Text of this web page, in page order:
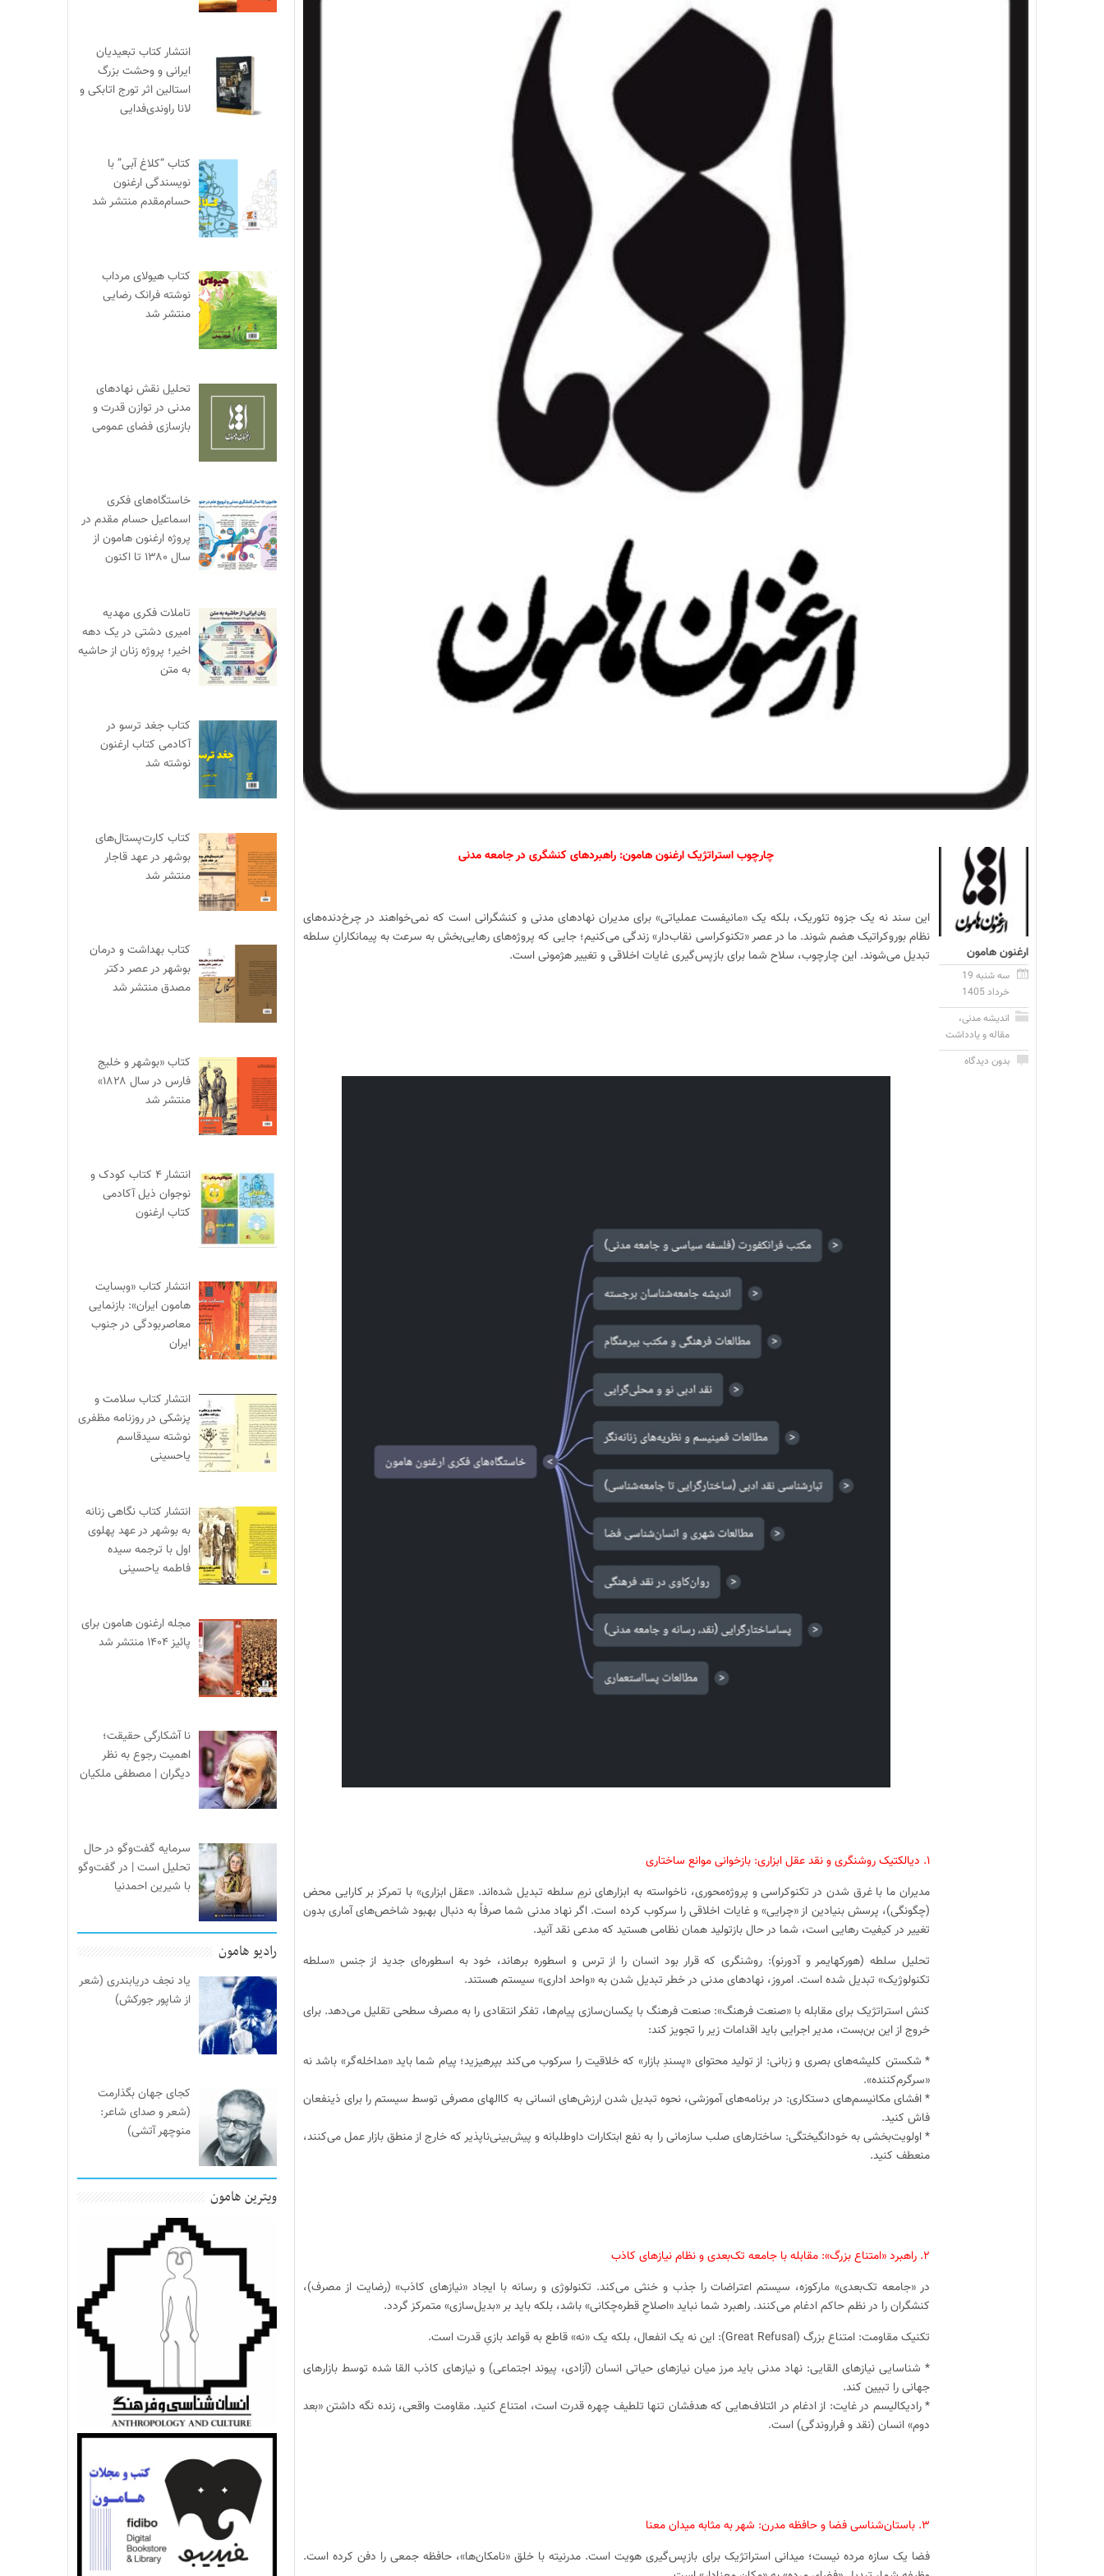
ارغنون هامون
سه شنبه 19
خرداد 1405
اندیشه مدنی،
مقاله و یادداشت
بدون دیدگاه
چارچوب استراتژیک ارغنون هامون: راهبردهای کنشگری در جامعه مدنی
این سند نه یک جزوه تئوریک، بلکه یک «مانیفست عملیاتی» برای مدیران نهادهای مدنی و کنشگرانی است که نمی‌خواهند در چرخ‌دنده‌های
نظام بوروکراتیک هضم شوند. ما در عصر «تکنوکراسی نقاب‌دار» زندگی می‌کنیم؛ جایی که پروژه‌های رهایی‌بخش به سرعت به پیمانکارانِ سلطه
تبدیل می‌شوند. این چارچوب، سلاح شما برای بازپس‌گیری غایات اخلاقی و تغییر هژمونی است.
۱. دیالکتیک روشنگری و نقد عقل ابزاری: بازخوانی موانع ساختاری
مدیران ما با غرق شدن در تکنوکراسی و پروژه‌محوری، ناخواسته به ابزارهای نرمِ سلطه تبدیل شده‌اند. «عقل ابزاری» با تمرکز بر کارایی محض
(چگونگی)، پرسش بنیادین از «چرایی» و غایات اخلاقی را سرکوب کرده است. اگر نهاد مدنی شما صرفاً به دنبال بهبود شاخص‌های آماری بدون
تغییر در کیفیت رهایی است، شما در حال بازتولید همان نظامی هستید که مدعی نقد آنید.
تحلیل سلطه (هورکهایمر و آدورنو): روشنگری که قرار بود انسان را از ترس و اسطوره برهاند، خود به اسطوره‌ای جدید از جنس «سلطه
تکنولوژیک» تبدیل شده است. امروز، نهادهای مدنی در خطر تبدیل شدن به «واحد اداری» سیستم هستند.
کنش استراتژیک برای مقابله با «صنعت فرهنگ»: صنعت فرهنگ با یکسان‌سازی پیام‌ها، تفکر انتقادی را به مصرف سطحی تقلیل می‌دهد. برای
خروج از این بن‌بست، مدیر اجرایی باید اقدامات زیر را تجویز کند:
* شکستن کلیشه‌های بصری و زبانی: از تولید محتوای «پسندِ بازار» که خلاقیت را سرکوب می‌کند بپرهیزید؛ پیام شما باید «مداخله‌گر» باشد نه
«سرگرم‌کننده».
* افشای مکانیسم‌های دستکاری: در برنامه‌های آموزشی، نحوه تبدیل شدن ارزش‌های انسانی به کاالهای مصرفی توسط سیستم را برای ذینفعان
فاش کنید.
* اولویت‌بخشی به خودانگیختگی: ساختارهای صلب سازمانی را به نفع ابتکارات داوطلبانه و پیش‌بینی‌ناپذیر که خارج از منطق بازار عمل می‌کنند،
منعطف کنید.
۲. راهبرد «امتناع بزرگ»: مقابله با جامعه تک‌بعدی و نظام نیازهای کاذب
در «جامعه تک‌بعدی» مارکوزه، سیستم اعتراضات را جذب و خنثی می‌کند. تکنولوژی و رسانه با ایجاد «نیازهای کاذب» (رضایت از مصرف)،
کنشگران را در نظم حاکم ادغام می‌کنند. راهبرد شما نباید «اصلاحِ قطره‌چکانی» باشد، بلکه باید بر «بدیل‌سازی» متمرکز گردد.
تکنیک مقاومت: امتناع بزرگ (Great Refusal): این نه یک انفعال، بلکه یک «نه» قاطع به قواعد بازیِ قدرت است.
* شناسایی نیازهای القایی: نهاد مدنی باید مرز میان نیازهای حیاتی انسان (آزادی، پیوند اجتماعی) و نیازهای کاذب القا شده توسط بازارهای
جهانی را تبیین کند.
* رادیکالیسم در غایت: از ادغام در ائتلاف‌هایی که هدفشان تنها تلطیف چهره قدرت است، امتناع کنید. مقاومت واقعی، زنده نگه داشتن «بعد
دوم» انسان (نقد و فراروندگی) است.
۳. باستان‌شناسی فضا و حافظه مدرن: شهر به مثابه میدان معنا
فضا یک سازه مرده نیست؛ میدانی استراتژیک برای بازپس‌گیری هویت است. مدرنیته با خلق «نامکان‌ها»، حافظه جمعی را دفن کرده است.
انتشار کتاب تبعیدیان
ایرانی و وحشت بزرگ
استالین اثر تورج اتابکی و
لانا راوندی‌فدایی
کتاب “کلاغ آبی” با
نویسندگی ارغنون
حسام‌مقدم منتشر شد
کتاب هیولای مرداب
نوشته فرانک رضایی
منتشر شد
تحلیل نقش نهادهای
مدنی در توازن قدرت و
بازسازی فضای عمومی
خاستگاه‌های فکری
اسماعیل حسام مقدم در
پروژه ارغنون هامون از
سال ۱۳۸۰ تا اکنون
تاملات فکری مهدیه
امیری دشتی در یک دهه
اخیر؛ پروژه زنان از حاشیه
به متن
کتاب جغد ترسو در
آکادمی کتاب ارغنون
نوشته شد
کتاب کارت‌پستال‌های
بوشهر در عهد قاجار
منتشر شد
کتاب بهداشت و درمان
بوشهر در عصر دکتر
مصدق منتشر شد
کتاب «بوشهر و خلیج
فارس در سال ۱۸۲۸»
منتشر شد
انتشار ۴ کتاب کودک و
نوجوان ذیل آکادمی
کتاب ارغنون
انتشار کتاب «وبسایت
هامون ایران»: بازنمایی
معاصربودگی در جنوب
ایران
انتشار کتاب سلامت و
پزشکی در روزنامه مظفری
نوشته سیدقاسم
یاحسینی
انتشار کتاب نگاهی زنانه
به بوشهر در عهد پهلوی
اول با ترجمه سیده
فاطمه یاحسینی
مجله ارغنون هامون برای
پائیز ۱۴۰۴ منتشر شد
نا آشکارگی حقیقت؛
اهمیت رجوع به نظر
دیگران | مصطفی ملکیان
سرمایه گفت‌وگو در حال
تحلیل است | در گفت‌وگو
با شیرین احمدنیا
رادیو هامون
یاد نجف دریابندری (شعر
از شاپور جورکش)
کجای جهان بگذارمت
(شعر و صدای شاعر:
منوچهر آتشی)
ویترین هامون